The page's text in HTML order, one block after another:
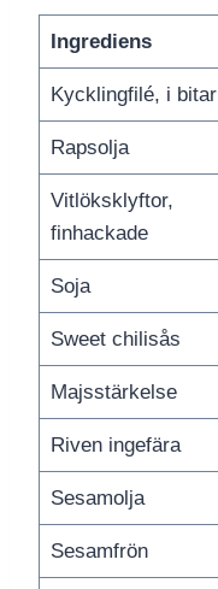
Ingrediens
Kycklingfilé, i bitar
Rapsolja
Vitlöksklyftor,
finhackade
Soja
Sweet chilisås
Majsstärkelse
Riven ingefära
Sesamolja
Sesamfrön